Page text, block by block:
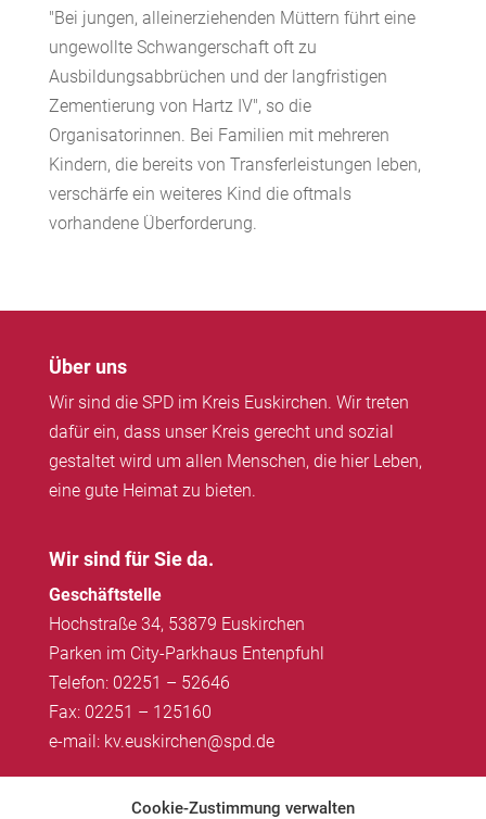
Cookie-Zustimmung verwalten
"Bei jungen, alleinerziehenden Müttern führt eine
ungewollte Schwangerschaft oft zu
Ausbildungsabbrüchen und der langfristigen
Zementierung von Hartz IV", so die
Organisatorinnen. Bei Familien mit mehreren
Kindern, die bereits von Transferleistungen leben,
verschärfe ein weiteres Kind die oftmals
vorhandene Überforderung.
Über uns
Wir sind die SPD im Kreis Euskirchen. Wir treten
dafür ein, dass unser Kreis gerecht und sozial
gestaltet wird um allen Menschen, die hier Leben,
eine gute Heimat zu bieten.
Wir sind für Sie da.
Geschäftstelle
Hochstraße 34, 53879 Euskirchen
Parken im City-Parkhaus Entenpfuhl
Telefon: 02251 – 52646
Fax: 02251 – 125160
e-mail: kv.euskirchen@spd.de